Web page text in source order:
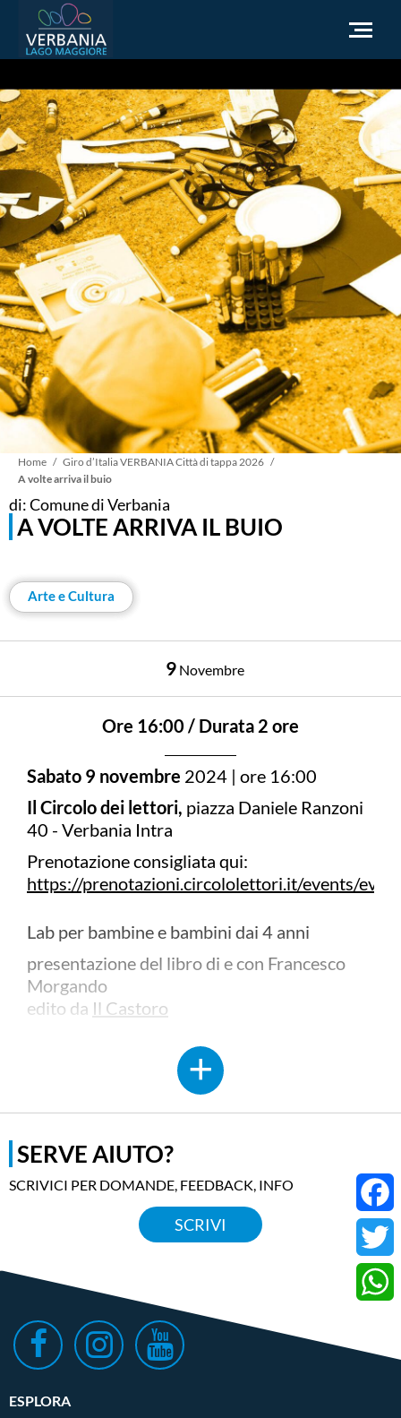
IT
Come raggiungerci
Infopoint Turistico
Meteo
Richiesta informazioni
Sito Istituzionale
Briciole
di
pane
Home
Giro d’Italia VERBANIA Città di tappa 2026
A volte arriva il buio
di: Comune di Verbania
A VOLTE ARRIVA IL BUIO
Arte e Cultura
9 Novembre
Ore 16:00 / Durata 2 ore
Sabato 9 novembre 2024 | ore 16:00
Il Circolo dei lettori, piazza Daniele Ranzoni
40 - Verbania Intra
Prenotazione consigliata qui:
https://prenotazioni.circololettori.it/events/
Lab per bambine e bambini dai 4 anni
presentazione del libro di e con Francesco
Morgando
edito da Il Castoro
spaventare ma può anche essere un amico:
senza di lui, come potremmo guardare le
grande orso che ci avvolge e ci protegge.
Donwload allegato
Donwload allegato
Twitter
SERVE AIUTO?
SCRIVICI PER DOMANDE, FEEDBACK, INFO
SCRIVI
ESPLORA